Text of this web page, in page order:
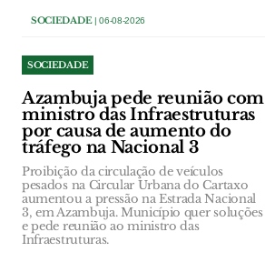
SOCIEDADE| 06-08-2026
SOCIEDADE
Azambuja pede reunião com
ministro das Infraestruturas
por causa de aumento do
tráfego na Nacional 3
Proibição da circulação de veículos
pesados na Circular Urbana do Cartaxo
aumentou a pressão na Estrada Nacional
3, em Azambuja. Município quer soluções
e pede reunião ao ministro das
Infraestruturas.